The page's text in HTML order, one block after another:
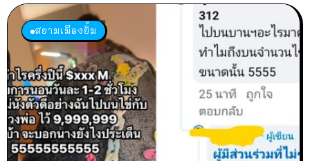
สยามเมืองยิ้ม